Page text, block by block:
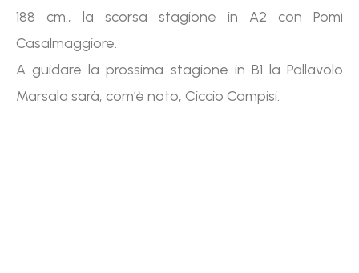
188 cm., la scorsa stagione in A2 con Pomì
Casalmaggiore.
A guidare la prossima stagione in B1 la Pallavolo
Marsala sarà, com’è noto, Ciccio Campisi.